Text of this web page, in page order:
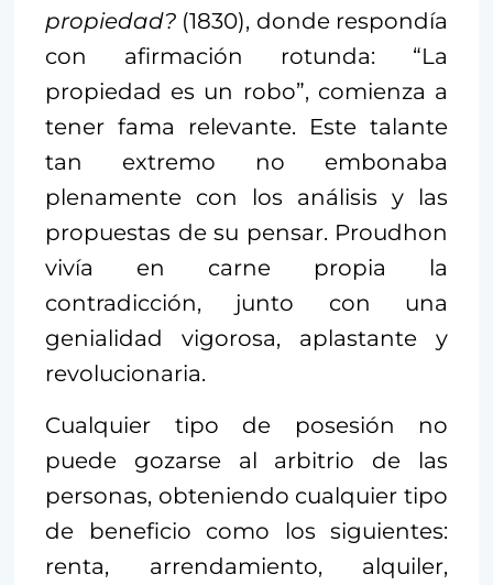
propiedad? (1830), donde respondía
con afirmación rotunda: “La
propiedad es un robo”, comienza a
tener fama relevante. Este talante
tan extremo no embonaba
plenamente con los análisis y las
propuestas de su pensar. Proudhon
vivía en carne propia la
contradicción, junto con una
genialidad vigorosa, aplastante y
revolucionaria.
Cualquier tipo de posesión no
puede gozarse al arbitrio de las
personas, obteniendo cualquier tipo
de beneficio como los siguientes:
renta, arrendamiento, alquiler,